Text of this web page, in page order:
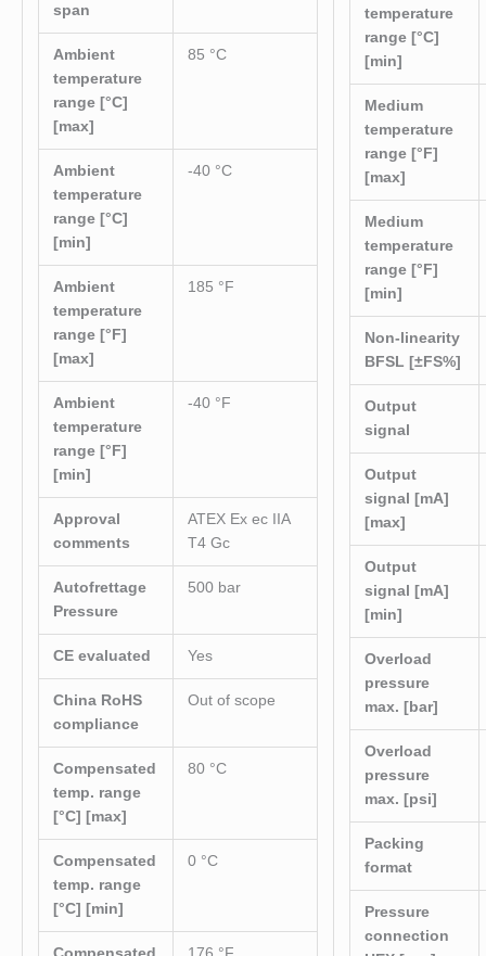
span
Ambient
temperature
range [°C]
[max]
85 °C
Ambient
temperature
range [°C]
[min]
-40 °C
Ambient
temperature
range [°F]
[max]
185 °F
Ambient
temperature
range [°F]
[min]
-40 °F
Approval
comments
ATEX Ex ec IIA
T4 Gc
Autofrettage
Pressure
500 bar
CE evaluated Yes
China RoHS
compliance
Out of scope
Compensated
temp. range
[°C] [max]
80 °C
Compensated
temp. range
[°C] [min]
0 °C
temperature
range [°C]
[min]
Medium
temperature
range [°F]
[max]
Medium
temperature
range [°F]
[min]
Non-linearity
BFSL [±FS%]
Output
signal
Output
signal [mA]
[max]
Output
signal [mA]
[min]
Overload
pressure
max. [bar]
Overload
pressure
max. [psi]
Packing
format
Pressure
connection